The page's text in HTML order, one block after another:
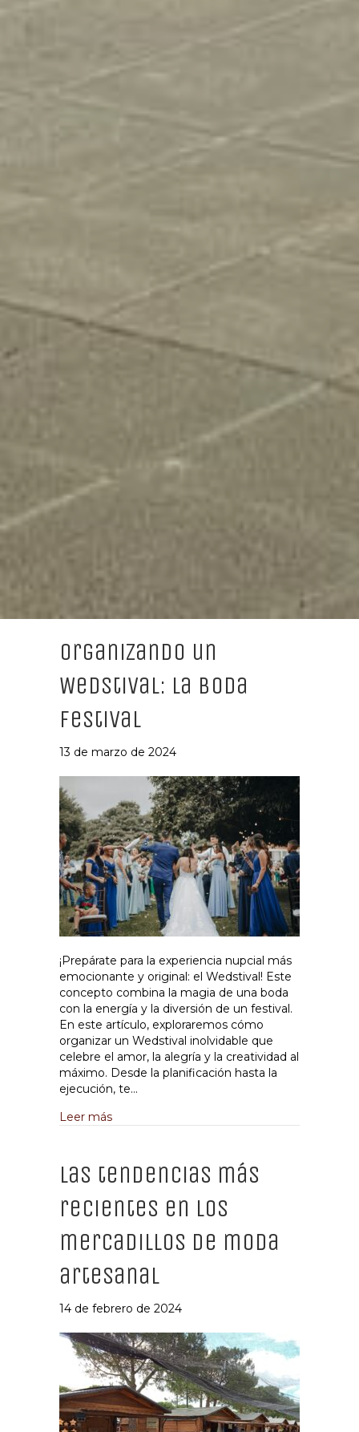
Organizando un
Wedstival: La boda
festival
13 de marzo de 2024
¡Prepárate para la experiencia nupcial más
emocionante y original: el Wedstival! Este
concepto combina la magia de una boda
con la energía y la diversión de un festival.
En este artículo, exploraremos cómo
organizar un Wedstival inolvidable que
celebre el amor, la alegría y la creatividad al
máximo. Desde la planificación hasta la
ejecución, te…
Leer másabout Organizando un Wedstival: La boda
Las tendencias más
recientes en los
mercadillos de moda
artesanal
14 de febrero de 2024